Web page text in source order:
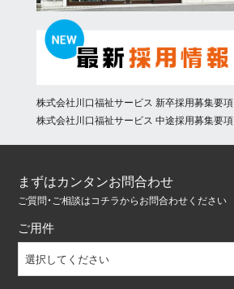
株式会社川口福祉サービス 新卒採用募集要項
株式会社川口福祉サービス 中途採用募集要項
まずはカンタンお問合わせ
ご質問・ご相談はコチラからお問合わせください
ご用件
選択してください